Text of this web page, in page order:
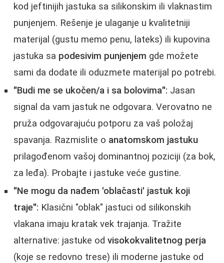
kod jeftinijih jastuka sa silikonskim ili vlaknastim
punjenjem. Rešenje je ulaganje u kvalitetniji
materijal (gustu memo penu, lateks) ili kupovina
jastuka sa podesivim punjenjem gde možete
sami da dodate ili oduzmete materijal po potrebi.
"Budi me se ukočen/a i sa bolovima": Jasan
signal da vam jastuk ne odgovara. Verovatno ne
pruža odgovarajuću potporu za vaš položaj
spavanja. Razmislite o anatomskom jastuku
prilagođenom vašoj dominantnoj poziciji (za bok,
za leđa). Probajte i jastuke veće gustine.
"Ne mogu da nađem 'oblačasti' jastuk koji
traje": Klasični "oblak" jastuci od silikonskih
vlakana imaju kratak vek trajanja. Tražite
alternative: jastuke od visokokvalitetnog perja
(koje se redovno trese) ili moderne jastuke od